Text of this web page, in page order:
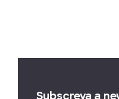
Subscreva a